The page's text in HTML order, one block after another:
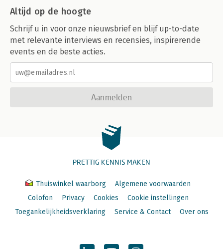
Altijd op de hoogte
Schrijf u in voor onze nieuwsbrief en blijf up-to-date
met relevante interviews en recensies, inspirerende
events en de beste acties.
Aanmelden
PRETTIG KENNIS MAKEN
Thuiswinkel waarborg
Algemene voorwaarden
Colofon
Privacy Cookies
Cookie instellingen
Toegankelijkheidsverklaring
Service & Contact Over ons